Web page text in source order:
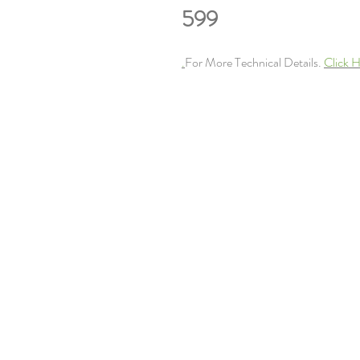
599
For More Technical Details. Click